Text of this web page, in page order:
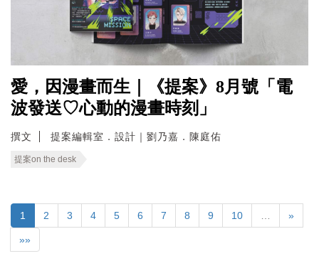
愛，因漫畫而生｜《提案》8月號「電
波發送♡心動的漫畫時刻」
撰文 提案編輯室．設計｜劉乃嘉．陳庭佑
提案on the desk
1 2 3 4 5 6 7 8 9 10 »
»»